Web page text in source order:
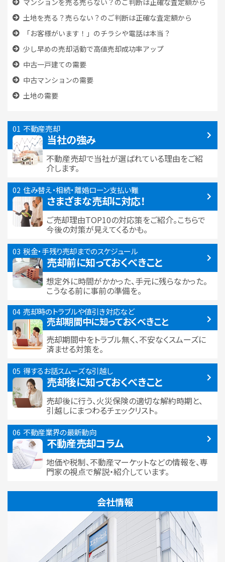
土地を売る？売らない？のご判断は正確な査定額から
「お客様がいます！」のチラシや電話は本当？
少し早めの売却活動で高値売却成功率アップ
中古一戸建ての需要
中古マンションの需要
土地の需要
不動産売却
当社の強み
不動産売却で当社が選ばれている理由をご紹
介します。
住み替え・相続・離婚ローン支払い難
さまざまな売却に対応！
ご売却理由TOP10の対応策をご紹介。こちらで
今後の対策が見えてくるかも。
税金・手残り売却までのスケジュール
売却前に知っておくべきこと
想定外に時間がかかった、手元に残らなかった。
こうなる前に事前の準備を。
売却時のトラブルや値引き対応など
売却期間中に知っておくべきこと
売却期間中をトラブル無く、不安なくスムーズに
済ませる対策を。
得するお話スムーズな引越し
売却後に知っておくべきこと
売却後に行う、火災保険の適切な解約時期と、
引越しにまつわるチェックリスト。
不動産業界の最新動向
不動産売却コラム
地価や税制、不動産マーケットなどの情報を、専
門家の視点で解説・紹介しています。
会社情報